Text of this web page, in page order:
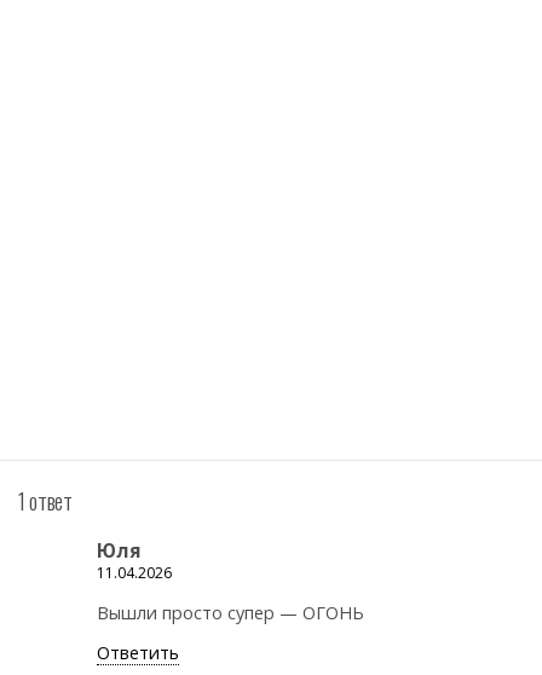
1 ответ
Юля
11.04.2026
Вышли просто супер — ОГОНЬ
Ответить